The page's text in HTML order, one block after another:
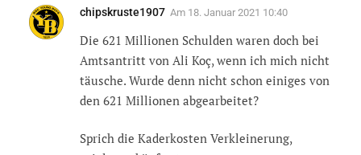
chipskruste1907 Am 18. Januar 2021 10:40
Die 621 Millionen Schulden waren doch bei
Amtsantritt von Ali Koç, wenn ich mich nicht
täusche. Wurde denn nicht schon einiges von
den 621 Millionen abgearbeitet?
Sprich die Kaderkosten Verkleinerung,